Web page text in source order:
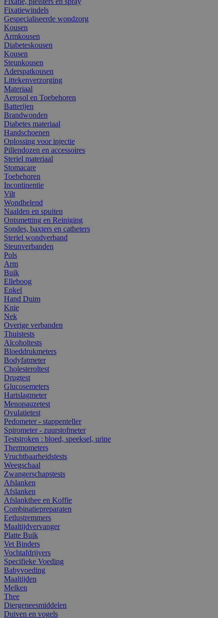
Fixatiewindels
Gespecialiseerde wondzorg
Kousen
Armkousen
Diabeteskousen
Kousen
Steunkousen
Aderspatkousen
Littekenverzorging
Materiaal
Aerosol en Toebehoren
Batterijen
Brandwonden
Diabetes materiaal
Handschoenen
Oplossing voor injectie
Pillendozen en accessoires
Steriel materiaal
Stomacare
Toebehoren
Incontinentie
Vilt
Wondhelend
Naalden en spuiten
Ontsmetting en Reiniging
Sondes, baxters en catheters
Steriel wondverband
Steunverbanden
Pols
Arm
Buik
Elleboog
Enkel
Hand Duim
Knie
Nek
Overige verbanden
Thuistests
Alcoholtests
Bloeddrukmeters
Bodyfatmeter
Cholesteroltest
Drugtest
Glucosemeters
Hartslagmeter
Menopauzetest
Ovulatietest
Pedometer - stappenteller
Spirometer - zuurstofmeter
Teststroken : bloed, speeksel, urine
Thermometers
Vruchtbaarheidstests
Weegschaal
Zwangerschapstests
Afslanken
Afslanken
Afslankthee en Koffie
Combinatiepreparaten
Eetlustremmers
Maaltijdvervanger
Platte Buik
Vet Binders
Vochtafdrijvers
Specifieke Voeding
Babyvoeding
Maaltijden
Melken
Thee
Diergeneesmiddelen
Duiven en vogels